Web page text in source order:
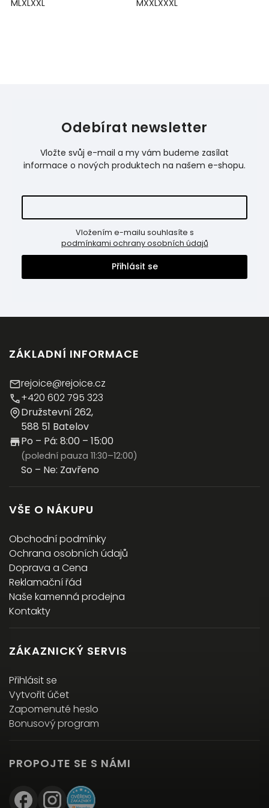
MLXLXXL MXXLXXXL
Odebírat newsletter
Vložte svůj e-mail a my vám budeme zasílat
informace o nových produktech na našem e-shopu.
podmínkami ochrany osobních údajů
Přihlásit se
ZÁKLADNÍ INFORMACE
rejoice@rejoice.cz
+420 602 795 323
Družstevní 262,
588 51 Batelov
Po – Pá: 8:00 – 15:00
(polední pauza 11:30–12:00)
So – Ne: Zavřeno
VŠE O NÁKUPU
Obchodní podmínky
Ochrana osobních údajů
Doprava a Cena
Reklamační řád
Naše kamenná prodejna
Kontakty
ZÁKAZNICKÝ SERVIS
Přihlásit se
Vytvořit účet
Zapomenuté heslo
Bonusový program
PROPOJTE SE S NÁMI